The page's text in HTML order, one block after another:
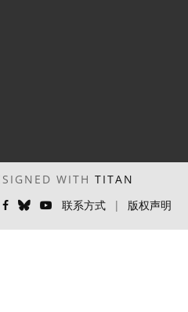
WITH TITAN
联系方式
| 版权声明